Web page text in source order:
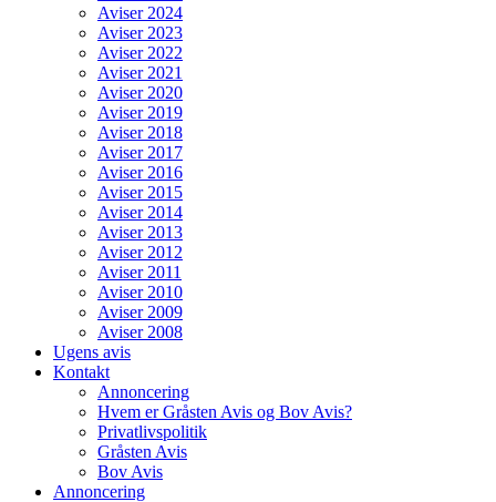
Aviser 2024
Aviser 2023
Aviser 2022
Aviser 2021
Aviser 2020
Aviser 2019
Aviser 2018
Aviser 2017
Aviser 2016
Aviser 2015
Aviser 2014
Aviser 2013
Aviser 2012
Aviser 2011
Aviser 2010
Aviser 2009
Aviser 2008
Ugens avis
Kontakt
Annoncering
Hvem er Gråsten Avis og Bov Avis?
Privatlivspolitik
Gråsten Avis
Bov Avis
Annoncering